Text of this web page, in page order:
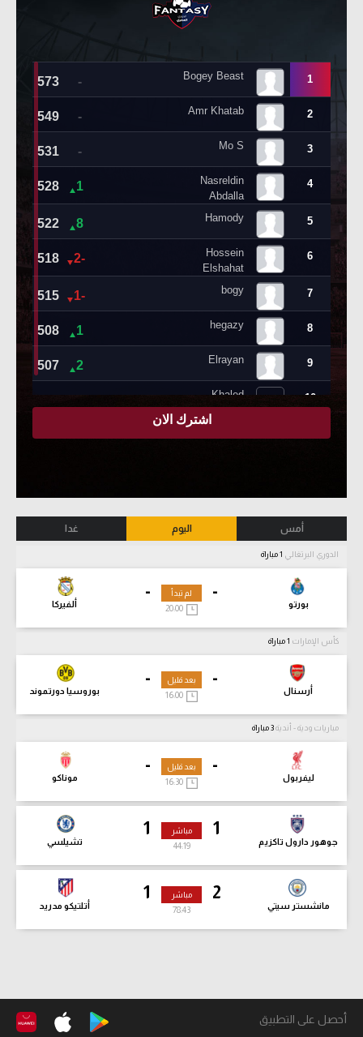
أمس اليوم غدا
الدوري البرتغالي
-
بورتو
-
ألفيركا
لم تبدأ
كأس الإمارات
-
أرسنال
-
بوروسيا دورتموند
بعد قليل
مباريات ودية - أندية
-
ليفربول
-
موناكو
بعد قليل
1
جوهور دارول تاكزيم
1
تشيلسي
مباشر
44:20
2
مانشستر سيتي
1
أتلتيكو مدريد
مباشر
78:44
أحصل على التطبيق